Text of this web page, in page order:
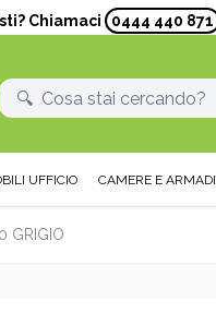
Chiamaci 0444 440 871
UFFICIO CAMERE E ARMADI
GRIGIO